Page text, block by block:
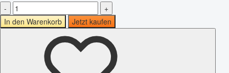
-
+
In den Warenkorb
Jetzt kaufen